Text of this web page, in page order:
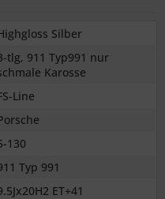
Silber
tlg, 911 Typ991 nur
Karosse
Line
130
Typ 991
ET+41